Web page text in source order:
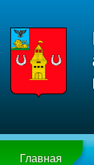
Главная